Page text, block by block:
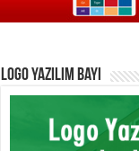
Logo Yazılım Bayi